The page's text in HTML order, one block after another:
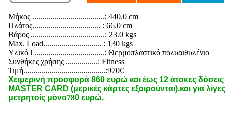
Μήκος ....................................: 440.0 cm
Πλάτος.................................. : 66.0 cm
Βάρος .....................................: 23.0 kgs
Max. Load............................. : 130 kgs
Υλικό l ...................................: Θερμοπλαστικό πολυαιθυλένιο
Συνθήκες χρήσης ................: Fitness
Τιμή.........................................:970€
Χειμερινή προσφορά 860 ευρώ και έως 12 άτοκες
MASTER CARD (μερικές κάρτες εξαιρούνται).και για
μετρητοίς μόνο780 ευρώ.